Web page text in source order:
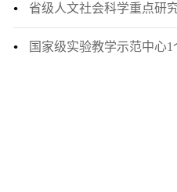
省级人文社会科学重点研
国家级实验教学示范中心1